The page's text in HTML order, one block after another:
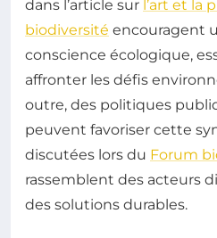
dans l’article sur l’art et la
biodiversité encouragent
conscience écologique,
affronter les défis
outre, des politiques
peuvent favoriser cette
discutées lors du Forum
rassemblent des acteurs
des solutions durables.